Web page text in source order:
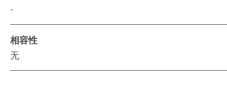
-
相容性
无